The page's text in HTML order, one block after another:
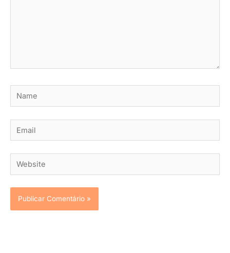
Name
Email
Website